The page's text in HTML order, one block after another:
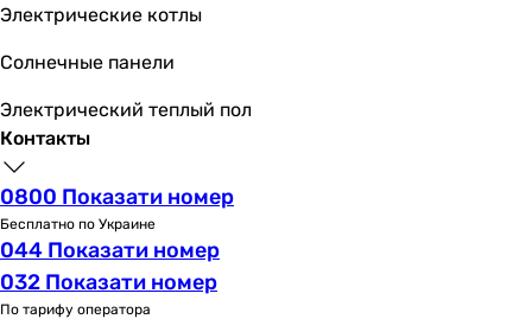
236 мм
200 мм
214 мм
Высота передней панели
190 мм
198 мм
190 мм
247 мм
207 мм
214 мм
Электрические котлы
Солнечные панели
Электрический теплый пол
Контакты
0800 Показати номер
Бесплатно по Украине
044 Показати номер
032 Показати номер
По тарифу оператора